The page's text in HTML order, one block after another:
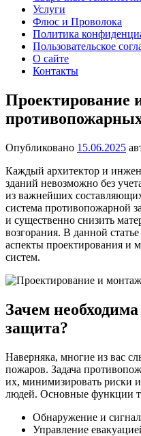
Услуги
Флюс и Проволока
Политика
Пользовательское
О сайте
Контакты
Проектирование
Опубликовано 15.06.2025
Каждый архитектор и
зданий невозможно без
из важнейших
система противопожарной
и существенно снизить
возгорания. В данной
аспекты проектирования и
систем.
Зачем
защита?
Наверняка, многие из вас
пожаров. Задача
их, минимизировать риски и
людей. Основные функции
Обнаружение и
Управление